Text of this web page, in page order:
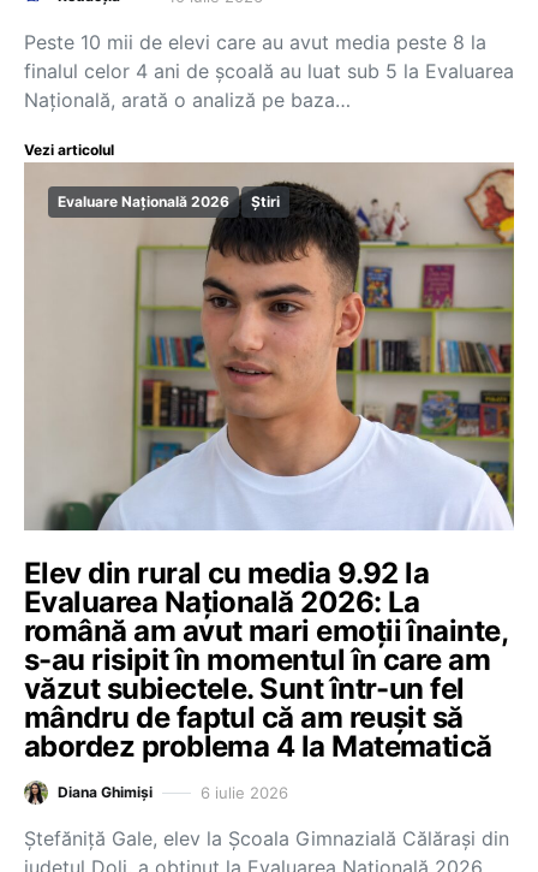
Peste 10 mii de elevi care au avut media peste 8 la
finalul celor 4 ani de școală au luat sub 5 la Evaluarea
Națională, arată o analiză pe baza…
Vezi articolul
Evaluare Națională 2026 Știri
Elev din rural cu media 9.92 la
Evaluarea Națională 2026: La
română am avut mari emoții înainte,
s-au risipit în momentul în care am
văzut subiectele. Sunt într-un fel
mândru de faptul că am reușit să
abordez problema 4 la Matematică
Diana Ghimiși 6 iulie 2026
Ştefăniţă Gale, elev la Școala Gimnazială Călărași din
județul Dolj, a obținut la Evaluarea Națională 2026